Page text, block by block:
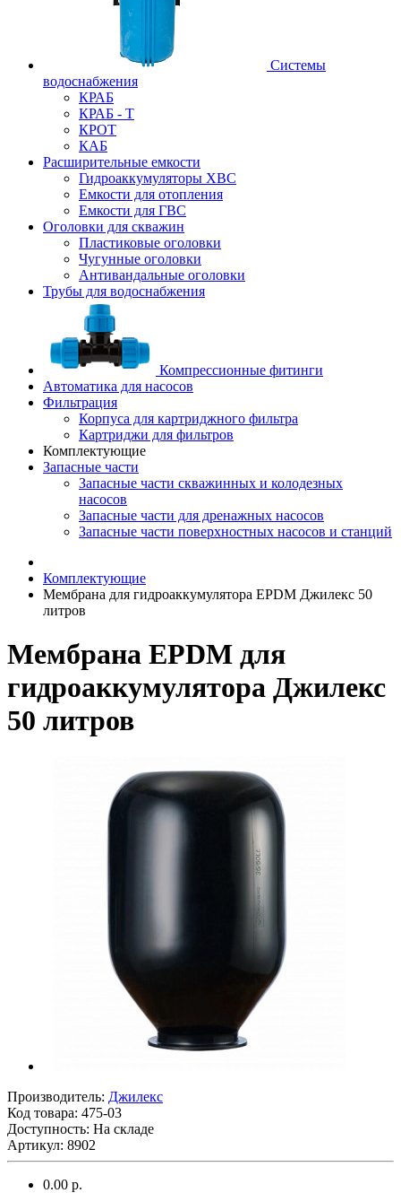
Системы
водоснабжения
КРАБ
КРАБ - Т
КРОТ
КАБ
Расширительные емкости
Гидроаккумуляторы ХВС
Емкости для отопления
Емкости для ГВС
Оголовки для скважин
Пластиковые оголовки
Чугунные оголовки
Антивандальные оголовки
Трубы для водоснабжения
Компрессионные фитинги
Автоматика для насосов
Фильтрация
Корпуса для картриджного фильтра
Картриджи для фильтров
Комплектующие
Запасные части
Запасные части скважинных и колодезных
насосов
Запасные части для дренажных насосов
Запасные части поверхностных насосов и станций
Комплектующие
Мембрана для гидроаккумулятора EPDM Джилекс 50
литров
Мембрана EPDM для
гидроаккумулятора Джилекс
50 литров
Производитель: Джилекс
Код товара: 475-03
Доступность: На складе
Артикул: 8902
0.00 р.